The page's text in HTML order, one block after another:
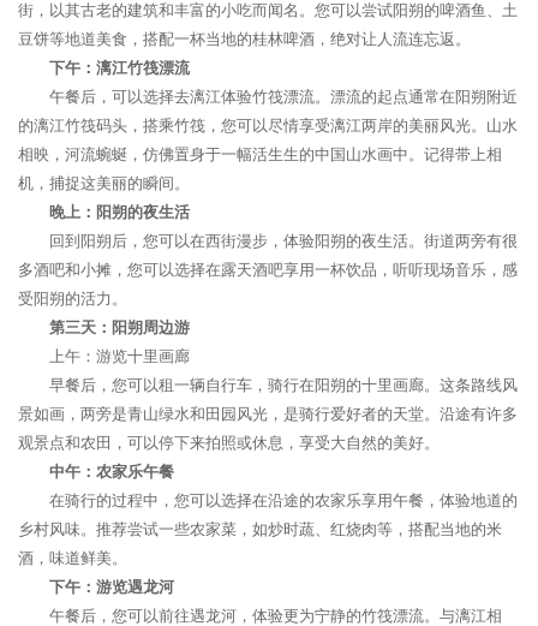
街，以其古老的建筑和丰富的小吃而闻名。您可以尝试阳朔的啤酒鱼、土
豆饼等地道美食，搭配一杯当地的桂林啤酒，绝对让人流连忘返。
下午：漓江竹筏漂流
午餐后，可以选择去漓江体验竹筏漂流。漂流的起点通常在阳朔附近
的漓江竹筏码头，搭乘竹筏，您可以尽情享受漓江两岸的美丽风光。山水
相映，河流蜿蜒，仿佛置身于一幅活生生的中国山水画中。记得带上相
机，捕捉这美丽的瞬间。
晚上：阳朔的夜生活
回到阳朔后，您可以在西街漫步，体验阳朔的夜生活。街道两旁有很
多酒吧和小摊，您可以选择在露天酒吧享用一杯饮品，听听现场音乐，感
受阳朔的活力。
第三天：阳朔周边游
上午：游览十里画廊
早餐后，您可以租一辆自行车，骑行在阳朔的十里画廊。这条路线风
景如画，两旁是青山绿水和田园风光，是骑行爱好者的天堂。沿途有许多
观景点和农田，可以停下来拍照或休息，享受大自然的美好。
中午：农家乐午餐
在骑行的过程中，您可以选择在沿途的农家乐享用午餐，体验地道的
乡村风味。推荐尝试一些农家菜，如炒时蔬、红烧肉等，搭配当地的米
酒，味道鲜美。
下午：游览遇龙河
午餐后，您可以前往遇龙河，体验更为宁静的竹筏漂流。与漓江相